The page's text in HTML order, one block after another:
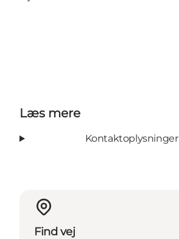
Læs mere
Kontaktoplysninger
Find vej